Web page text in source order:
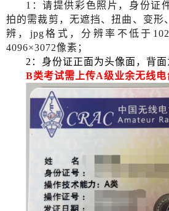
1：请提供彩色照片，身份证
拍的需裁剪，无遮挡、扭曲、变形
辨， jpg格式，分辨率不低于
4096×3072像素；
2：身份证正面为头像面，背面
B类考试需上传A级业余无线